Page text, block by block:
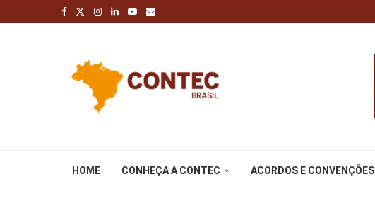
HOME CONHEÇA A CONTEC ACORDOS E CONVENÇÕES